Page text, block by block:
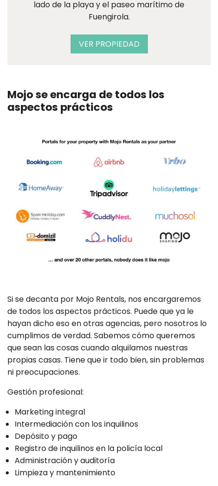
lado de la playa y el paseo marítimo de
Fuengirola.
VER PROPIEDAD
Mojo se encarga de todos los
aspectos prácticos
Si se decanta por Mojo Rentals, nos encargaremos
de todos los aspectos prácticos. Puede que ya le
hayan dicho eso en otras agencias, pero nosotros lo
cumplimos de verdad. Sabemos cómo queremos
que sean las cosas cuando alquilamos nuestras
propias casas. Tiene que ir todo bien, sin problemas
ni preocupaciones.
Gestión profesional:
Marketing integral
Intermediación con los inquilinos
Depósito y pago
Registro de inquilinos en la policía local
Administración y auditoría
Limpieza y mantenimiento